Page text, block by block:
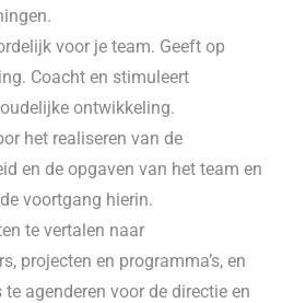
voor je team. Geeft op
Coacht en stimuleert
ontwikkeling.
het realiseren van de
en de opgaven van het team en
voortgang hierin.
te vertalen naar
projecten en programma’s, en
agenderen voor de directie en